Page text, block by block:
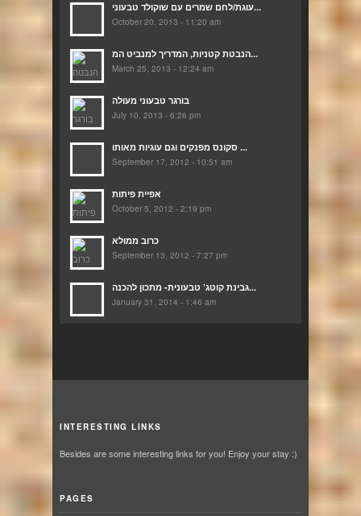
עוגת/לחם שמרים עם שוקולד טבעוני...
October 20, 2013 - 11:20 am
הנבטת קטניות, המדריך למנביט המ...
March 25, 2013 - 12:24 am
בורגר טבעוני מעולה
July 10, 2013 - 6:26 pm
סקונס מפנקים וגם עוגיות מאותו ...
September 17, 2012 - 10:51 am
אפיית פיתות
October 5, 2012 - 2:19 pm
כרוב ממולא
September 13, 2012 - 7:27 pm
גבינת קוטג’ טבעונית- מתכון להכנה...
January 31, 2014 - 1:46 am
INTERESTING LINKS
Besides are some interesting links for you! Enjoy your stay :)
PAGES